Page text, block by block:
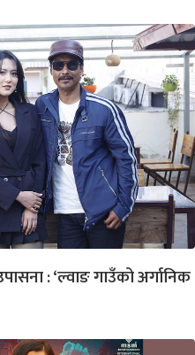
: ‘ल्वाङ गाउँको अर्गानिक